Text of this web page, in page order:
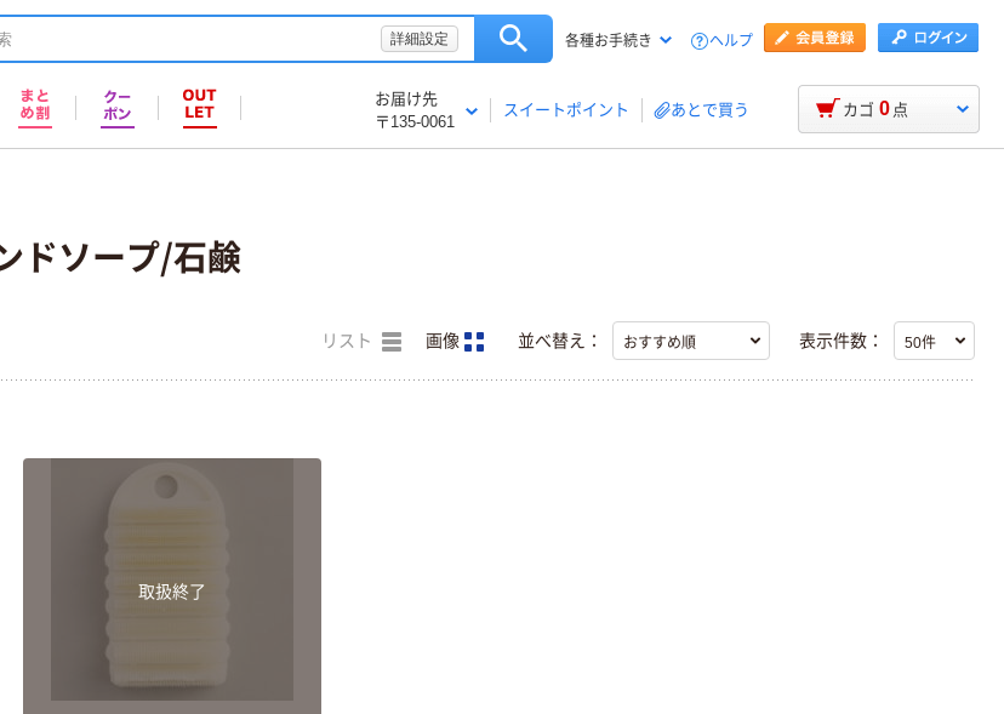
詳細設定 各種お手続き ヘルプ
お届け先
〒135-0061
スイートポイント あとで買う カゴ 0 点
ドソープ/石鹸
リスト 画像 並べ替え： 表示件数：
取扱終了